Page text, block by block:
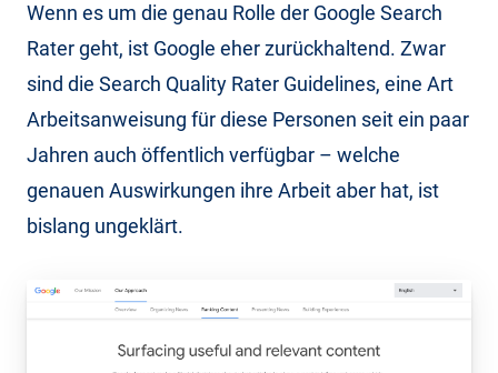
Wenn es um die genau Rolle der Google Search
Rater geht, ist Google eher zurückhaltend. Zwar
sind die Search Quality Rater Guidelines, eine Art
Arbeitsanweisung für diese Personen seit ein paar
Jahren auch öffentlich verfügbar – welche
genauen Auswirkungen ihre Arbeit aber hat, ist
bislang ungeklärt.